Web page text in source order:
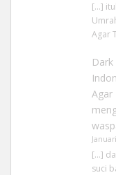
[…]
Agar
Agar
[…]
suci